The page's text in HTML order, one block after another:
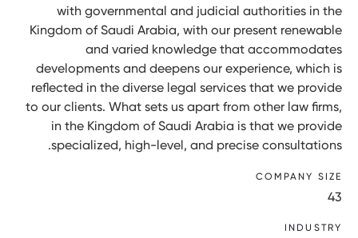
with governmental and judicial authorities in the
Kingdom of Saudi Arabia, with our present renewable
and varied knowledge that accommodates
developments and deepens our experience, which is
reflected in the diverse legal services that we provide
to our clients. What sets us apart from other law firms,
in the Kingdom of Saudi Arabia is that we provide
specialized, high-level, and precise consultations.
COMPANY SIZE
43
INDUSTRY